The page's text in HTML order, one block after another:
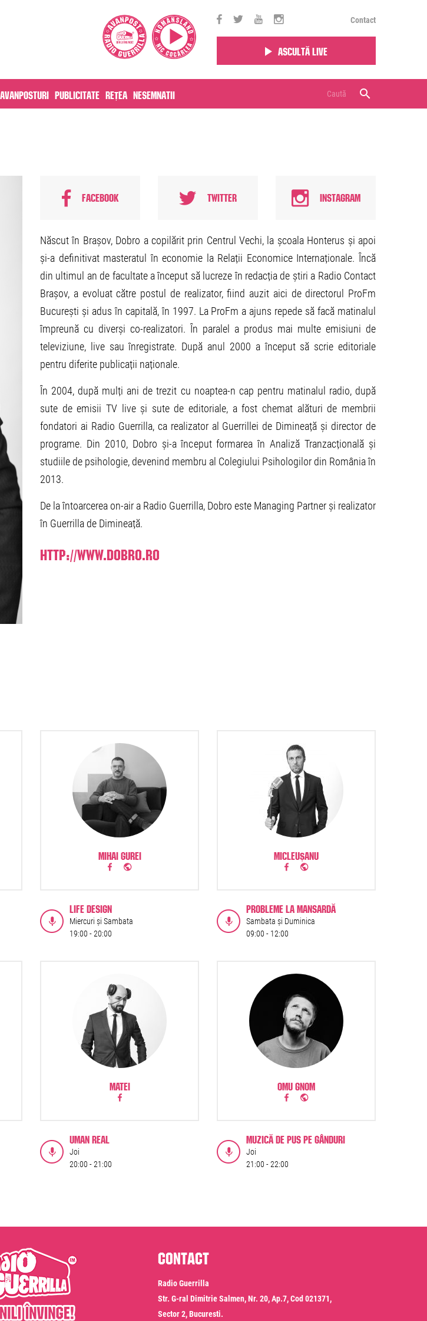
Contact
Ascultă live
Avanposturi Publicitate Rețea Nesemnatii
Facebook Twitter Instagram
Născut în Brașov, Dobro a copilărit prin Centrul Vechi, la școala Honterus și apoi
și-a definitivat masteratul în economie la Relații Economice Internaționale. Încă
din ultimul an de facultate a început să lucreze în redacția de știri a Radio Contact
Brașov, a evoluat către postul de realizator, fiind auzit aici de directorul ProFm
București și adus în capitală, în 1997. La ProFm a ajuns repede să facă matinalul
împreună cu diverși co-realizatori. În paralel a produs mai multe emisiuni de
televiziune, live sau înregistrate. După anul 2000 a început să scrie editoriale
pentru diferite publicații naționale.
În 2004, după mulți ani de trezit cu noaptea-n cap pentru matinalul radio, după
sute de emisii TV live și sute de editoriale, a fost chemat alături de membrii
fondatori ai Radio Guerrilla, ca realizator al Guerrillei de Dimineață și director de
programe. Din 2010, Dobro și-a început formarea în Analiză Tranzacțională și
studiile de psihologie, devenind membru al Colegiului Psihologilor din România în
2013.
De la întoarcerea on-air a Radio Guerrilla, Dobro este Managing Partner și realizator
în Guerrilla de Dimineață.
HTTP://WWW.DOBRO.RO
MIHAI GUREI
LIFE DESIGN
Miercuri și Sambata
19:00 -20:00
MICLEUȘANU
PROBLEME LA MANSARDĂ
Sambata și Duminica
09:00 - 12:00
MATEI
UMAN REAL
Joi
20:00 -21:00
OMU GNOM
MUZICĂ DE PUS PE GÂNDURI
Joi
21:00 -22:00
Contact
Radio Guerrilla
Str. G-ral Dimitrie Salmen, Nr. 20, Ap.7, Cod 021371,
Sector 2, Bucuresti.